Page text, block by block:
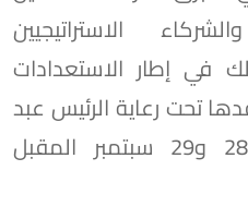
الاستراتيجيين
في إطار الاستعدادات
تحت رعاية الرئيس عبد
الفتاح السيسي يومي 28 و29 سبتمبر المقبل